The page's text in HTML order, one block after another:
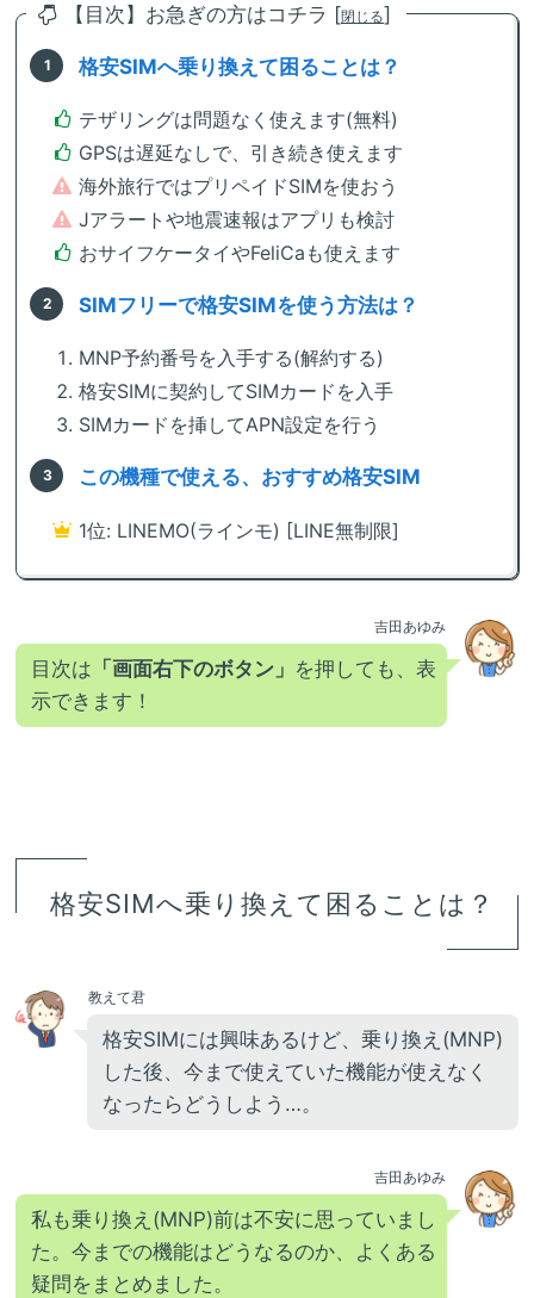
【目次】お急ぎの方はコチラ [閉じる]
格安SIMへ乗り換えて困ることは？
テザリングは問題なく使えます(無料)
GPSは遅延なしで、引き続き使えます
海外旅行ではプリペイドSIMを使おう
Jアラートや地震速報はアプリも検討
おサイフケータイやFeliCaも使えます
SIMフリーで格安SIMを使う方法は？
MNP予約番号を入手する(解約する)
格安SIMに契約してSIMカードを入手
SIMカードを挿してAPN設定を行う
この機種で使える、おすすめ格安SIM
1位: LINEMO(ラインモ) [LINE無制限]
吉田あゆみ
目次は 「画面右下のボタン」 を押しても、表
示できます！
格安SIMへ乗り換えて困ることは？
教えて君
格安SIMには興味あるけど、乗り換え(MNP)
した後、今まで使えていた機能が使えなく
なったらどうしよう…。
吉田あゆみ
私も乗り換え(MNP)前は不安に思っていまし
た。今までの機能はどうなるのか、よくある
疑問をまとめました。